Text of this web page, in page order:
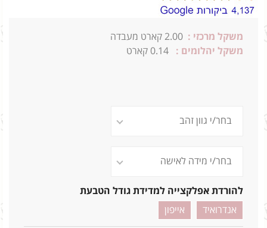
משקל מרכזי :
משקל יהלומים :
להורדת אפלקצייה למדידת גודל הטבעת
אנדרואיד
אייפון